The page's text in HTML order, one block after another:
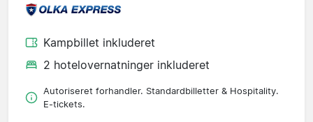
Kampbillet inkluderet
2 hotelovernatninger inkluderet
Autoriseret forhandler. Standardbilletter & Hospitality.
E-tickets.